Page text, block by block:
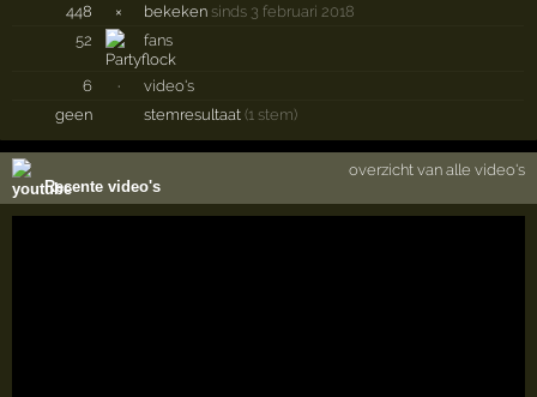
448
× bekeken sinds 3 februari 2018
52
fans
6 ·
video's
geen
stemresultaat(1 stem)
Recente video's
overzicht van alle video's